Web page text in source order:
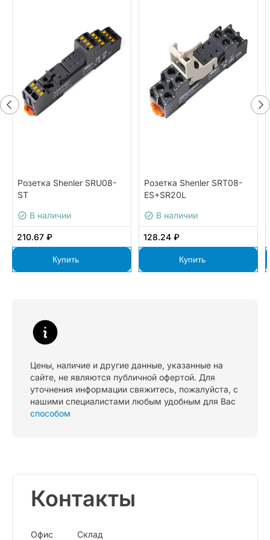
Розетка Shenler SRU08-
ST
В наличии
210.67 ₽
Купить
Розетка Shenler SRT08-
ES+SR20L
В наличии
128.24 ₽
Купить
Цены, наличие и другие данные, указанные на
сайте, не являются публичной офертой. Для
уточнения информации свяжитесь, пожалуйста, с
нашими специалистами любым удобным для Вас
способом
Контакты
Офис Склад